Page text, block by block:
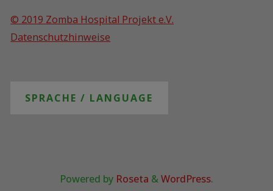
© 2019 Zomba Hospital Projekt e.V.
Datenschutzhinweise
SPRACHE / LANGUAGE
Powered by Roseta &WordPress.